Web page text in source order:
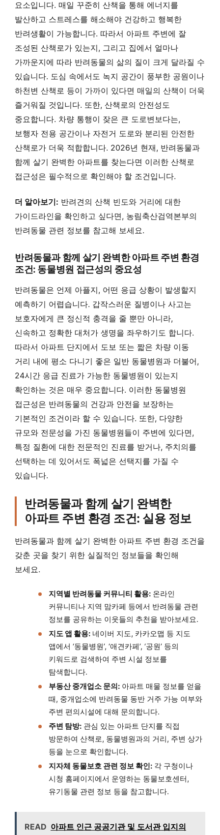
요소입니다. 매일 꾸준히 산책을 통해 에너지를
발산하고 스트레스를 해소해야 건강하고 행복한
반려생활이 가능합니다. 따라서 아파트 주변에 잘
조성된 산책로가 있는지, 그리고 집에서 얼마나
가까운지에 따라 반려동물의 삶의 질이 크게 달라질 수
있습니다. 도심 속에서도 녹지 공간이 풍부한 공원이나
하천변 산책로 등이 가까이 있다면 매일의 산책이 더욱
즐거워질 것입니다. 또한, 산책로의 안전성도
중요합니다. 차량 통행이 잦은 큰 도로변보다는,
보행자 전용 공간이나 자전거 도로와 분리된 안전한
산책로가 더욱 적합합니다. 2026년 현재, 반려동물과
함께 살기 완벽한 아파트를 찾는다면 이러한 산책로
접근성은 필수적으로 확인해야 할 조건입니다.
더 알아보기: 반려견의 산책 빈도와 거리에 대한
가이드라인을 확인하고 싶다면, 농림축산검역본부의
반려동물 관련 정보를 참고해 보세요.
반려동물과 함께 살기 완벽한 아파트 주변 환경
조건: 동물병원 접근성의 중요성
반려동물은 언제 아플지, 어떤 응급 상황이 발생할지
예측하기 어렵습니다. 갑작스러운 질병이나 사고는
보호자에게 큰 정신적 충격을 줄 뿐만 아니라,
신속하고 정확한 대처가 생명을 좌우하기도 합니다.
따라서 아파트 단지에서 도보 또는 짧은 차량 이동
거리 내에 평소 다니기 좋은 일반 동물병원과 더불어,
24시간 응급 진료가 가능한 동물병원이 있는지
확인하는 것은 매우 중요합니다. 이러한 동물병원
접근성은 반려동물의 건강과 안전을 보장하는
기본적인 조건이라 할 수 있습니다. 또한, 다양한
규모와 전문성을 가진 동물병원들이 주변에 있다면,
특정 질환에 대한 전문적인 진료를 받거나, 주치의를
선택하는 데 있어서도 폭넓은 선택지를 가질 수
있습니다.
반려동물과 함께 살기 완벽한
아파트 주변 환경 조건: 실용 정보
반려동물과 함께 살기 완벽한 아파트 주변 환경 조건을
갖춘 곳을 찾기 위한 실질적인 정보들을 확인해
보세요.
지역별 반려동물 커뮤니티 활용: 온라인
커뮤니티나 지역 맘카페 등에서 반려동물 관련
정보를 공유하는 이웃들의 추천을 받아보세요.
지도 앱 활용: 네이버 지도, 카카오맵 등 지도
앱에서 ‘동물병원’, ‘애견카페’, ‘공원’ 등의
키워드로 검색하여 주변 시설 정보를
탐색합니다.
부동산 중개업소 문의: 아파트 매물 정보를 얻을
때, 중개업소에 반려동물 동반 거주 가능 여부와
주변 편의시설에 대해 문의합니다.
주변 탐방: 관심 있는 아파트 단지를 직접
방문하여 산책로, 동물병원과의 거리, 주변 상가
등을 눈으로 확인합니다.
지자체 동물보호 관련 정보 확인: 각 구청이나
시청 홈페이지에서 운영하는 동물보호센터,
유기동물 관련 정보 등을 참고합니다.
READ 아파트 인근 공공기관 및 도서관 입지의